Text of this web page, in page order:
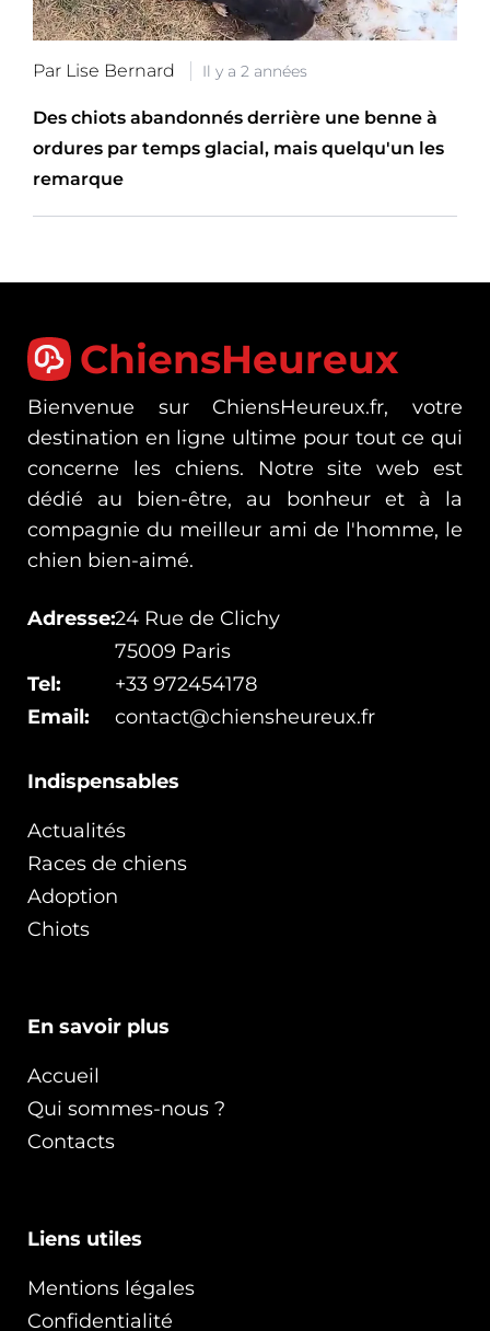
Par Lise Bernard Il y a 2 années
Des chiots abandonnés derrière une benne à
ordures par temps glacial, mais quelqu'un les
remarque
Indispensables
Actualités
Races de chiens
Adoption
Chiots
En savoir plus
Accueil
Qui sommes-nous ?
Contacts
Liens utiles
Mentions légales
Confidentialité
ChiensHeureux
Bienvenue sur ChiensHeureux.fr, votre
destination en ligne ultime pour tout ce qui
concerne les chiens. Notre site web est
dédié au bien-être, au bonheur et à la
compagnie du meilleur ami de l'homme, le
chien bien-aimé.
Adresse:24 Rue de Clichy
75009 Paris
Tel:
+33 972454178
Email:
contact@chiensheureux.fr